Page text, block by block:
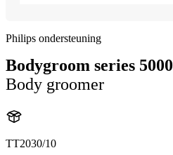
Philips ondersteuning
Bodygroom series 5000
Body groomer
TT2030/10